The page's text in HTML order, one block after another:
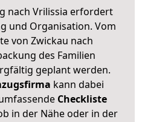
nach Vrilissia erfordert
und Organisation. Vom
von Zwickau nach
des Familien
geplant werden.
kann dabei
Checkliste
in der Nähe oder in der